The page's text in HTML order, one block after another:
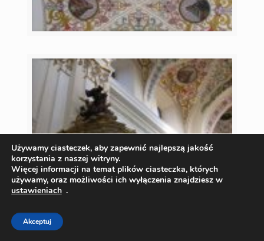
Używamy ciasteczek, aby zapewnić najlepszą jakość
korzystania z naszej witryny.
Więcej informacji na temat plików ciasteczka, których
używamy, oraz możliwości ich wyłączenia znajdziesz w
ustawieniach .
Akceptuj